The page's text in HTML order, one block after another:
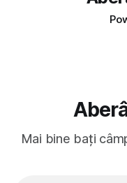
Mai bine bați